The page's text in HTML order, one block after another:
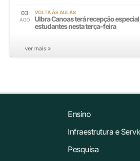
03
AGO
VOLTA ÀS AULAS
Ulbra Canoas terá recepção
estudantes nesta terça-feira
ver mais »
Ensino
Infraestrutura e
Pesquisa